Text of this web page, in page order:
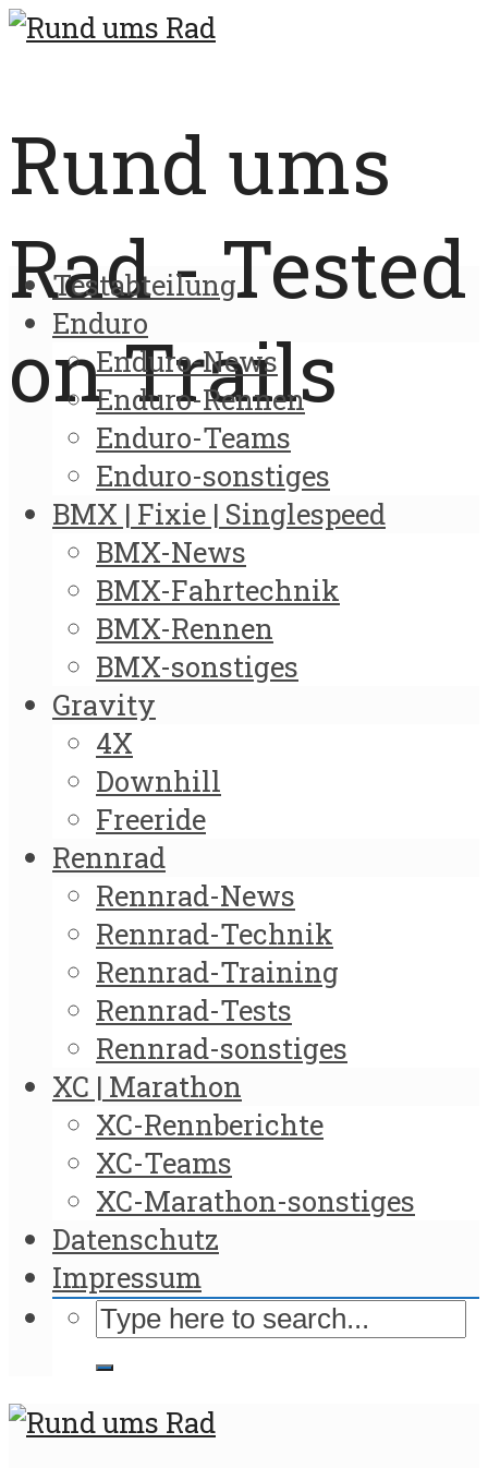
Rund ums
Rad - Tested
on Trails
Testabteilung
Enduro
Enduro-News
Enduro-Rennen
Enduro-Teams
Enduro-sonstiges
BMX | Fixie | Singlespeed
BMX-News
BMX-Fahrtechnik
BMX-Rennen
BMX-sonstiges
Gravity
4X
Downhill
Freeride
Rennrad
Rennrad-News
Rennrad-Technik
Rennrad-Training
Rennrad-Tests
Rennrad-sonstiges
XC | Marathon
XC-Rennberichte
XC-Teams
XC-Marathon-sonstiges
Datenschutz
Impressum